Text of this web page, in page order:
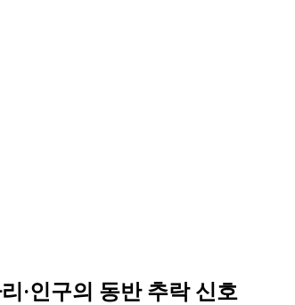
·인구의 동반 추락 신호